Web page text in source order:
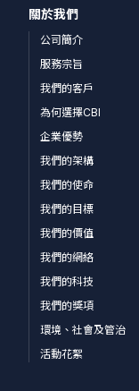
關於我們
公司簡介
服務宗旨
我們的客戶
為何選擇CBI
企業優勢
我們的架構
我們的使命
我們的目標
我們的價值
我們的網絡
我們的科技
我們的獎項
環境、社會及管治
活動花絮